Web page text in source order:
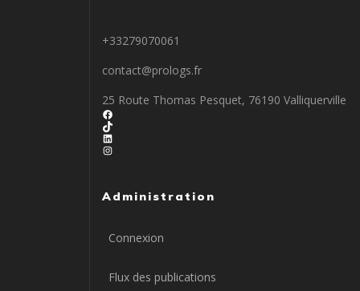
+33279070061
contact@prologs.fr
25 Route Thomas Pesquet, 76190 Valliquerville
Facebook
TikTok
LinkedIn
Instagram
Administration
Connexion
Flux des publications